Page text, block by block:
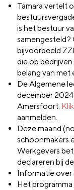
Tamara vertelt
is het bestuur
samengesteld?
bijvoorbeeld
die op
belang van met
De Algemene
december
Amersfoort.
aanmelden.
Deze maand
schoonmakers
Werkgevers
declareren bij
Informatie over
Het programma